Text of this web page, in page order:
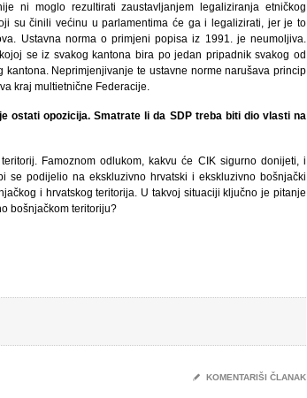
ni moglo rezultirati zaustavljanjem legaliziranja etničkog
su činili većinu u parlamentima će ga i legalizirati, jer je to
Ustavna norma o primjeni popisa iz 1991. je neumoljiva.
se iz svakog kantona bira po jedan pripadnik svakog od
Neprimjenjivanje te ustavne norme narušava princip
kraj multietnične Federacije.
ostati opozicija. Smatrate li da SDP treba biti dio vlasti na
Famoznom odlukom, kakvu će CIK sigurno donijeti, i
se podijelio na ekskluzivno hrvatski i ekskluzivno bošnjački
i hrvatskog teritorija. U takvoj situaciji ključno je pitanje
bošnjačkom teritoriju?
✎ KOMENTARIŠI ČLANAK